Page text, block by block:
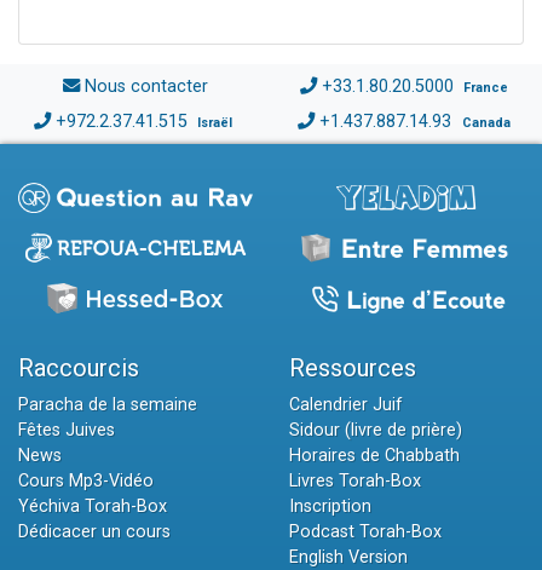
Nous contacter +33.1.80.20.5000 France
+972.2.37.41.515 Israël +1.437.887.14.93 Canada
Raccourcis
Paracha de la semaine
Fêtes Juives
News
Cours Mp3-Vidéo
Yéchiva Torah-Box
Dédicacer un cours
Ressources
Calendrier Juif
Sidour (livre de prière)
Horaires de Chabbath
Livres Torah-Box
Inscription
Podcast Torah-Box
English Version